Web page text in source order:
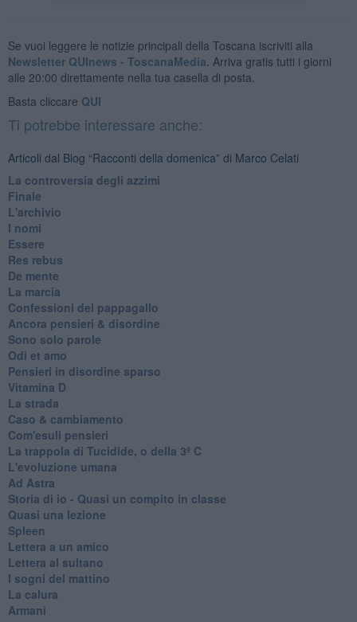
Se vuoi leggere le notizie principali della Toscana iscriviti alla
Newsletter QUInews - ToscanaMedia. Arriva gratis tutti i giorni
alle 20:00 direttamente nella tua casella di posta.
Basta cliccare QUI
Ti potrebbe interessare anche:
Articoli dal Blog “Racconti della domenica” di Marco Celati
La controversia degli azzimi
Finale
L'archivio
I nomi
Essere
Res rebus
De mente
La marcia
Confessioni del pappagallo
Ancora pensieri & disordine
Sono solo parole
Odi et amo
Pensieri in disordine sparso
Vitamina D
La strada
Caso & cambiamento
Com'esuli pensieri
La trappola di Tucidide, o della 3ª C
L'evoluzione umana
Ad Astra
Storia di io - Quasi un compito in classe
Quasi una lezione
Spleen
Lettera a un amico
Lettera al sultano
I sogni del mattino
La calura
Armani